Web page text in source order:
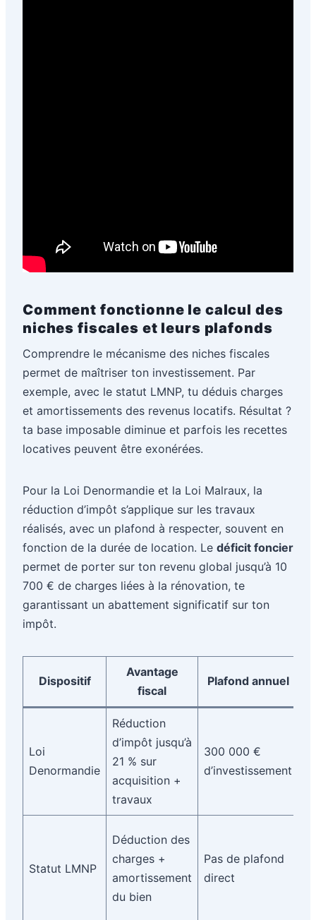
Comment fonctionne le calcul des
niches fiscales et leurs plafonds
Comprendre le mécanisme des niches fiscales
permet de maîtriser ton investissement. Par
exemple, avec le statut LMNP, tu déduis charges
et amortissements des revenus locatifs. Résultat ?
ta base imposable diminue et parfois les recettes
locatives peuvent être exonérées.
Pour la Loi Denormandie et la Loi Malraux, la
réduction d’impôt s’applique sur les travaux
réalisés, avec un plafond à respecter, souvent en
fonction de la durée de location. Le déficit foncier
permet de porter sur ton revenu global jusqu’à 10
700 € de charges liées à la rénovation, te
garantissant un abattement significatif sur ton
impôt.
Dispositif
Avantage
fiscal
Plafond annuel
Loi
Denormandie
Réduction
d’impôt jusqu’à
21 % sur
acquisition +
travaux
300 000 €
d’investissement
Statut LMNP
Déduction des
charges +
amortissement
du bien
Pas de plafond
direct